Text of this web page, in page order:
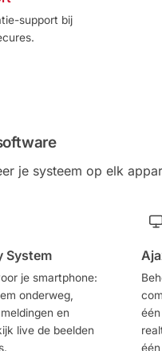
support bij
je systeem op elk
System
je smartphone:
onderweg,
en
live de beelden